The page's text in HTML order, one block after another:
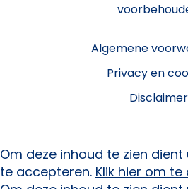
Algemene
Privacy en
Disclaimer
Om deze inhoud te zien
te accepteren. Klik hier om